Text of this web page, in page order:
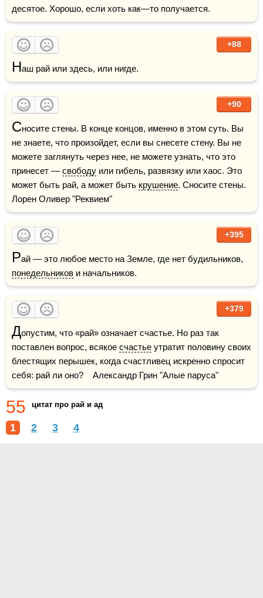
десятое. Хорошо, если хоть как—то получается.
+88
Наш рай или здесь, или нигде.
+90
Сносите стены. В конце концов, именно в этом суть. Вы
не знаете, что произойдет, если вы снесете стену. Вы не
можете заглянуть через нее, не можете узнать, что это
принесет — свободу или гибель, развязку или хаос. Это
может быть рай, а может быть крушение. Сносите стены.
Лорен Оливер "Реквием"
+395
Р
понедельников и начальников.
+379
Допустим, что «рай» означает счастье. Но раз так
поставлен вопрос, всякое счастье утратит половину своих
блестящих перышек, когда счастливец искренно спросит
себя: рай ли оно?    Александр Грин "Алые паруса"
55 цитат про рай и ад
1 2 3 4